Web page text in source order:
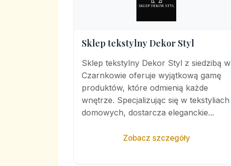
Sklep tekstylny Dekor Styl
Sklep tekstylny Dekor Styl z siedzibą w
Czarnkowie oferuje wyjątkową gamę
produktów, które odmienią każde
wnętrze. Specjalizując się w tekstyliach
domowych, dostarcza eleganckie...
Zobacz szczegóły